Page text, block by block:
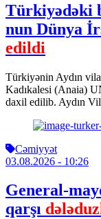
Türkiyədəki
nun Dünya
edildi
Türkiyənin Aydın
Kadıkalesi (Anaia)
daxil edilib. Aydın
Cəmiyyət
03.08.2026 - 10:26
General-
qarşı